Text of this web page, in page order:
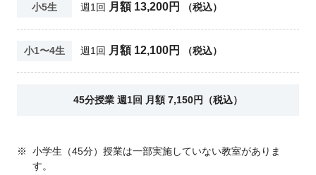
小5生 週1回 月額 13,200円 （税込）
小1〜4生 週1回 月額 12,100円 （税込）
45分授業 週1回 月額 7,150円（税込）
※
小学生（45分）授業は一部実施していない教室がありま
す。